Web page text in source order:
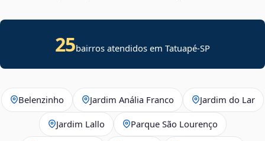
25bairros atendidos em Tatuapé-SP
Belenzinho Jardim Anália Franco Jardim do Lar
Jardim Lallo Parque São Lourenço